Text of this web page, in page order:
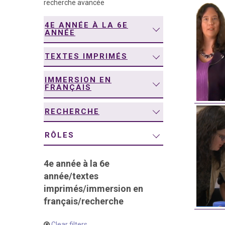
recherche avancée
4E ANNÉE À LA 6E
ANNÉE
TEXTES IMPRIMÉS
IMMERSION EN
FRANÇAIS
RECHERCHE
RÔLES
4e année à la 6e
année/textes
imprimés/immersion en
français/recherche